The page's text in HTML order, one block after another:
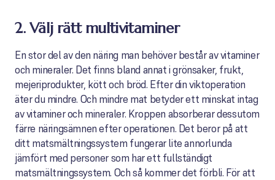
2. Välj rätt multivitaminer
En stor del av den näring man behöver består av vitaminer
och mineraler. Det finns bland annat i grönsaker, frukt,
mejeriprodukter, kött och bröd. Efter din viktoperation
äter du mindre. Och mindre mat betyder ett minskat intag
av vitaminer och mineraler. Kroppen absorberar dessutom
färre näringsämnen efter operationen. Det beror på att
ditt matsmältningssystem fungerar lite annorlunda
jämfört med personer som har ett fullständigt
matsmältningssystem. Och så kommer det förbli. För att